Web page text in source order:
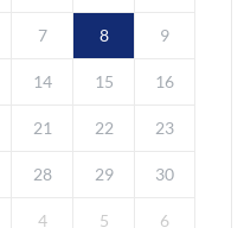
7 8 9
14 15 16
21 22 23
28 29 30
4 5 6